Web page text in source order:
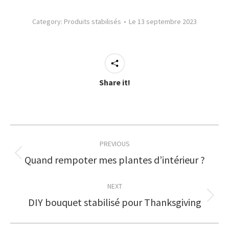
Category: Produits stabilisés Le 13 septembre 2023
Share it!
navigation
PREVIOUS
Previous
Quand rempoter mes plantes d’intérieur ?
NEXT
Next
DIY bouquet stabilisé pour Thanksgiving